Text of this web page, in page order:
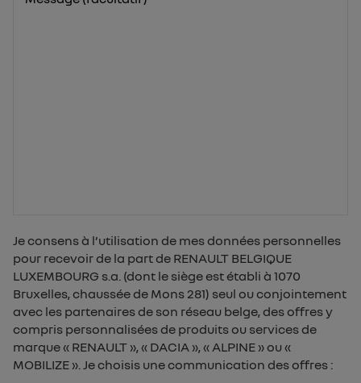
Je consens à l’utilisation de mes données personnelles
pour recevoir de la part de RENAULT BELGIQUE
LUXEMBOURG s.a. (dont le siège est établi à 1070
Bruxelles, chaussée de Mons 281) seul ou conjointement
avec les partenaires de son réseau belge, des offres y
compris personnalisées de produits ou services de
marque « RENAULT », « DACIA », « ALPINE » ou «
MOBILIZE ». Je choisis une communication des offres :